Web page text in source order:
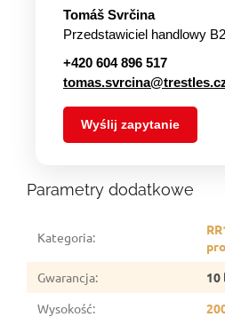
Tomáš Svrčina
Przedstawiciel handlowy
+420 604 896 517
Wyślij zapytanie
Parametry dodatkowe
Kategoria:
Gwarancja:
10
Wysokość: